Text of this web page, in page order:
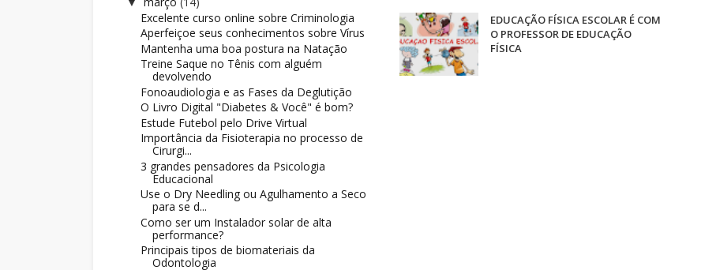
Excelente curso online sobre Criminologia
Aperfeiçoe seus conhecimentos sobre Vírus
Mantenha uma boa postura na Natação
Treine Saque no Tênis com alguém
devolvendo
Fonoaudiologia e as Fases da Deglutição
O Livro Digital "Diabetes & Você" é bom?
Estude Futebol pelo Drive Virtual
Importância da Fisioterapia no processo de
Cirurgi...
3 grandes pensadores da Psicologia
Educacional
Use o Dry Needling ou Agulhamento a Seco
para se d...
Como ser um Instalador solar de alta
performance?
Principais tipos de biomateriais da
Odontologia
EDUCAÇÃO FÍSICA ESCOLAR É COM
O PROFESSOR DE EDUCAÇÃO
FÍSICA